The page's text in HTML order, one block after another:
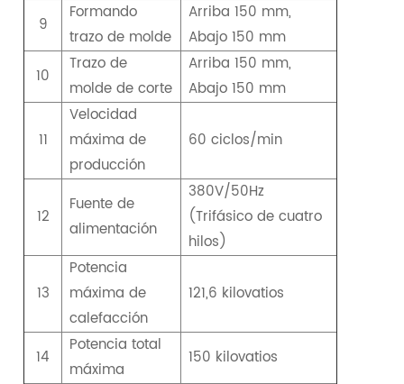
9
Formando
trazo de molde
Arriba 150 mm,
Abajo 150 mm
10
Trazo de
molde de corte
Arriba 150 mm,
Abajo 150 mm
11
Velocidad
máxima de
producción
60 ciclos/min
12
Fuente de
alimentación
380V/50Hz
(Trifásico de cuatro
hilos)
13
Potencia
máxima de
calefacción
121,6 kilovatios
14
Potencia total
máxima
150 kilovatios